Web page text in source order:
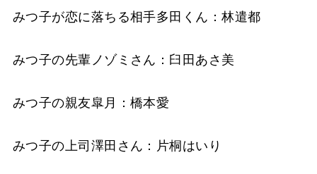
みつ子が恋に落ちる相手多田くん：林遣都
みつ子の先輩ノゾミさん：臼田あさ美
みつ子の親友皐月：橋本愛
みつ子の上司澤田さん：片桐はいり